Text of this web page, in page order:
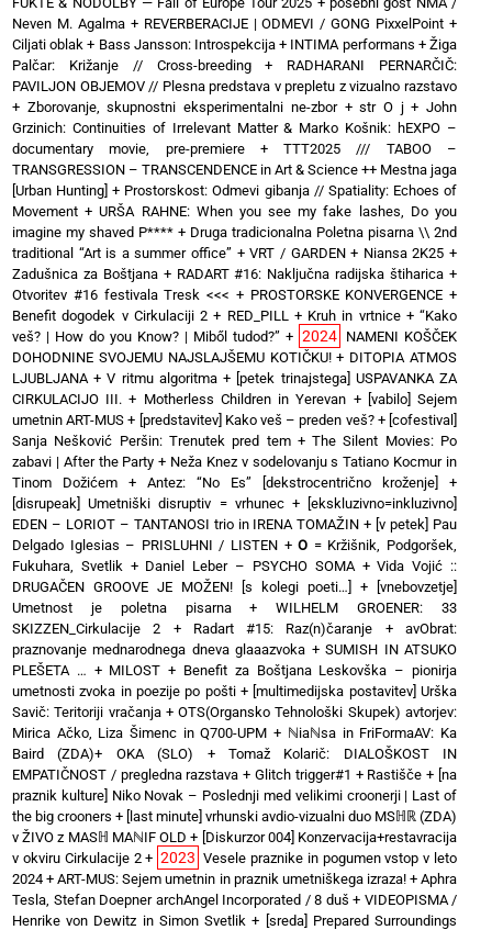
Neven M. Agalma+ REVERBERACIJE | ODMEVI / GONG PixxelPoint +
Ciljati oblak + Bass Jansson: Introspekcija + INTIMA performans +Žiga
Palčar: Križanje // Cross-breeding+ RADHARANI PERNARČIČ:
PAVILJON OBJEMOV // Plesna predstava v prepletu z vizualno razstavo
+ Zborovanje, skupnostni eksperimentalni ne-zbor+str O j+John
Grzinich: Continuities of Irrelevant Matter & Marko Košnik: hEXPO –
documentary movie, pre-premiere+TTT2025 /// TABOO –
TRANSGRESSION – TRANSCENDENCE in Art & Science ++ Mestna jaga
[Urban Hunting] + Prostorskost: Odmevi gibanja // Spatiality: Echoes of
Movement +URŠA RAHNE: When you see my fake lashes, Do you
imagine my shaved P**** + Druga tradicionalna Poletna pisarna \\ 2nd
traditional “Art is a summer office” +VRT / GARDEN+ Niansa 2K25 +
Zadušnica za Boštjana+ RADART #16: Naključna radijska štiharica +
Otvoritev #16 festivala Tresk <<< + PROSTORSKE KONVERGENCE +
Benefit dogodek v Cirkulaciji 2 + RED_PILL + Kruh in vrtnice+ “Kako
veš? | How do you Know? | Miből tudod?” + 2024 NAMENI KOŠČEK
DOHODNINE SVOJEMU NAJSLAJŠEMU KOTIČKU!+ DITOPIA ATMOS
LJUBLJANA +V ritmu algoritma+ [petek trinajstega] USPAVANKA ZA
CIRKULACIJO III. + Motherless Children in Yerevan + [vabilo] Sejem
umetnin ART-MUS + [predstavitev] Kako veš – preden veš?+ [cofestival]
Sanja Nešković Peršin: Trenutek pred tem+The Silent Movies: Po
zabavi | After the Party + Neža Knez v sodelovanju s Tatiano Kocmur in
Tinom Dožićem + Antez: “No Es” [dekstrocentrično kroženje]
+
[disrupeak] Umetniški disruptiv = vrhunec+
[ekskluzivno=inkluzivno]
EDEN – LORIOT – TANTANOSI trio in IRENA TOMAŽIN + [v petek] Pau
Delgado Iglesias – PRISLUHNI / LISTEN +O = Kržišnik, Podgoršek,
Fukuhara, Svetlik + Daniel Leber – PSYCHO SOMA+Vida Vojić ::
DRUGAČEN GROOVE JE MOŽEN! [s kolegi poeti…]
+
[vnebovzetje]
Umetnost je poletna pisarna+WILHELM GROENER: 33
SKIZZEN_Cirkulacije 2 + Radart #15: Raz(n)čaranje +avObrat:
praznovanje mednarodnega dneva glaaazvoka +SUMISH IN ATSUKO
PLEŠETA … + MILOST + Benefit za Boštjana Leskovška – pionirja
umetnosti zvoka in poezije po pošti+ [multimedijska postavitev] Urška
Savič: Teritoriji vračanja+OTS(Organsko Tehnološki Skupek) avtorjev:
Mirica Ačko, Liza Šimenc in Q700-UPM + ℕiaℕsa in FriFormaAV: Ka
Baird (ZDA)+ OKA (SLO) + Tomaž Kolarič: DIALOŠKOST IN
EMPATIČNOST / pregledna razstava +Glitch trigger#1 + Rastišče + [na
praznik kulture] Niko Novak – Poslednji med velikimi croonerji | Last of
the big crooners + [last minute] vrhunski avdio-vizualni duo MSℍℝ (ZDA)
v ŽIVO z MASℍ MAℕIF OLD + [Diskurzor 004] Konzervacija+restavracija
v okviru Cirkulacije 2+ 2023 Vesele praznike in pogumen vstop v leto
2024 +ART-MUS: Sejem umetnin in praznik umetniškega izraza!+Aphra
Tesla, Stefan Doepner archAngel Incorporated / 8 duš + VIDEOPISMA /
Henrike von Dewitz in Simon Svetlik + [sreda] Prepared Surroundings